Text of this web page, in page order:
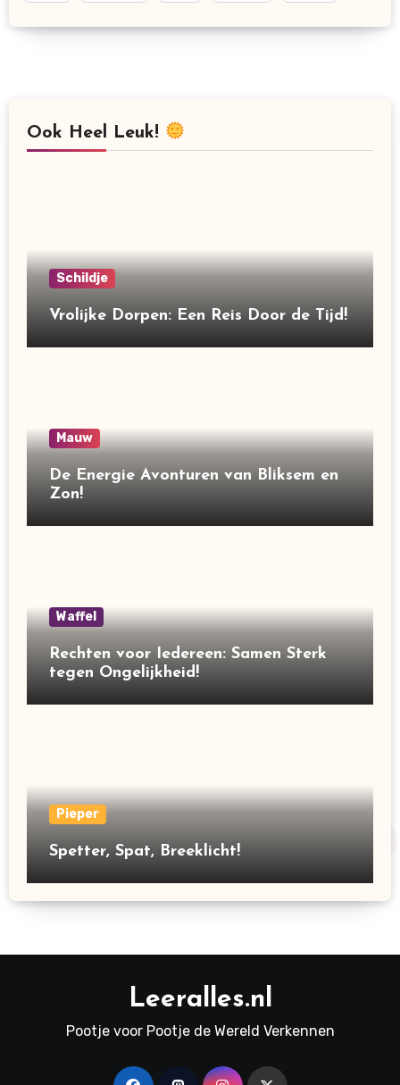
Ook Heel Leuk!
Schildje
Vrolijke Dorpen: Een Reis Door de Tijd!
Mauw
De Energie Avonturen van Bliksem en
Zon!
Waffel
Rechten voor Iedereen: Samen Sterk
tegen Ongelijkheid!
Pieper
Spetter, Spat, Breeklicht!
Leeralles.nl
Pootje voor Pootje de Wereld Verkennen